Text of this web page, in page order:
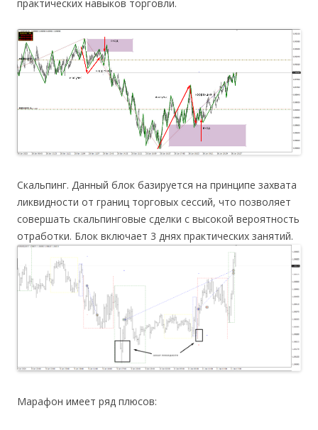
практических навыков торговли.
Скальпинг. Данный блок базируется на принципе захвата
ликвидности от границ торговых сессий, что позволяет
совершать скальпинговые сделки с высокой вероятность
отработки. Блок включает 3 днях практических занятий.
Марафон имеет ряд плюсов: